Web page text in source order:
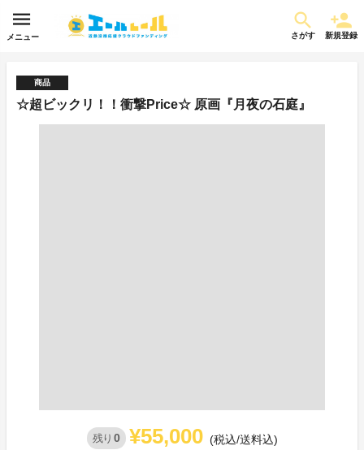
メニュー さがす 新規登録
商品
☆超ビックリ！！衝撃Price☆ 原画『月夜の石庭』
残り 0 ¥55,000 (税込/送料込)